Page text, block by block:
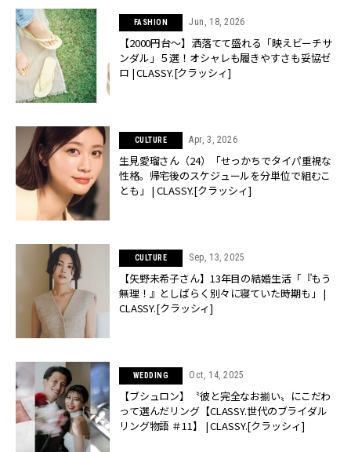
FASHION Jun, 18, 2026
【2000円台〜】洒落てて盛れる「映えビーチサ
ンダル」５選！オシャレも履きやすさも妥協ゼ
ロ | CLASSY.[クラッシィ]
CULTURE Apr, 3, 2026
生見愛瑠さん（24）「せっかちでタイパ重視な
性格。帰宅後のスケジュールを分単位で組むこ
とも」 | CLASSY.[クラッシィ]
CULTURE Sep, 13, 2025
【矢野未希子さん】13年目の結婚生活「『もう
無理！』としばらく別々に寝ていた時期も」 |
CLASSY.[クラッシィ]
WEDDING Oct, 14, 2025
【ブシュロン】〝彼と完全なお揃い〟にこだわ
って選んだリング【CLASSY.世代のブライダル
リング物語 ＃11】 | CLASSY.[クラッシィ]